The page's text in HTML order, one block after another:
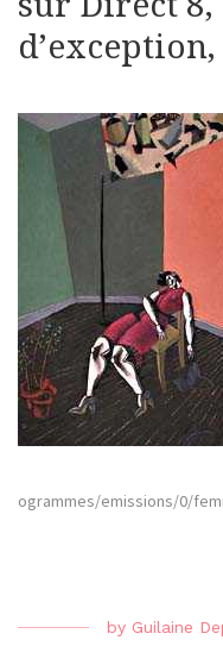
ogrammes/emissions/0/
by Guilaine